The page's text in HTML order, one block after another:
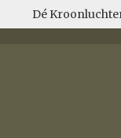
Dé